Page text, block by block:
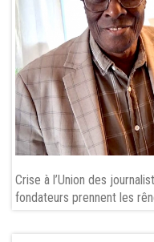
Crise à l’Union des
fondateurs prennent les